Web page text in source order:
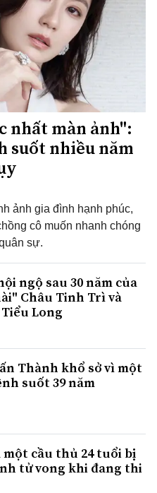
nhất màn ảnh":
suốt nhiều năm
ảnh gia đình hạnh phúc,
cô muốn nhanh chóng
sự.
ngộ sau 30 năm của
Châu Tinh Trì và
Long
Thành khổ sở vì một
suốt 39 năm
một cầu thủ 24 tuổi bị
tử vong khi đang thi